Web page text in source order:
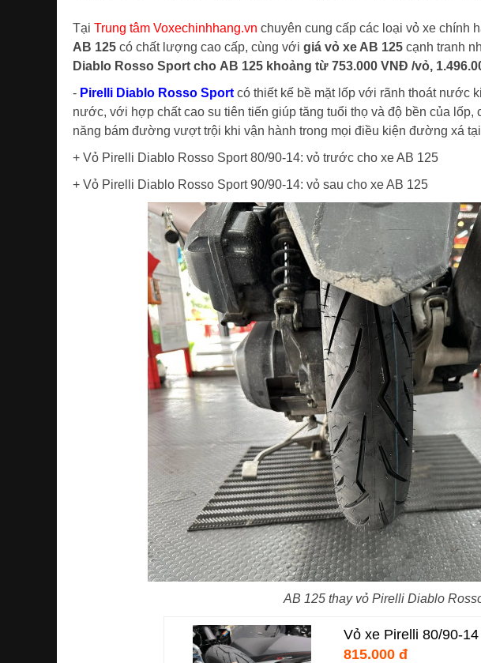
Tại Trung tâm Voxechinhhang.vn chuyên cung cấp các loại vỏ xe chính
AB 125 có chất lượng cao cấp, cùng với giá vỏ xe AB 125 cạnh tranh
Diablo Rosso Sport cho AB 125 khoảng từ 753.000 VNĐ /vỏ,
- Pirelli Diablo Rosso Sport có thiết kế bề mặt lốp với rãnh thoát nước
nước, với hợp chất cao su tiên tiến giúp tăng tuổi thọ và độ bền của
năng bám đường vượt trội khi vận hành trong mọi điều kiện đường xá
+ Vỏ Pirelli Diablo Rosso Sport 80/90-14: vỏ trước cho xe AB 125
+ Vỏ Pirelli Diablo Rosso Sport 90/90-14: vỏ sau cho xe AB 125
AB 125 thay vỏ Pirelli Diablo
Vỏ xe Pirelli 80/90-
815.000 đ